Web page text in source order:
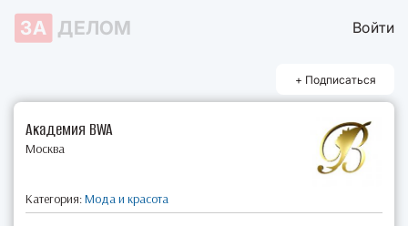
ЗА ДЕЛОМ Войти
+ Подписаться
Академия BWA
Москва
Категория:Мода и красота